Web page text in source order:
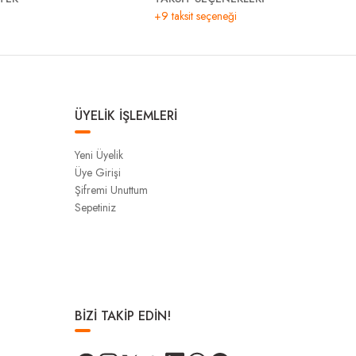
+9 taksit seçeneği
ÜYELİK İŞLEMLERİ
Yeni Üyelik
Üye Girişi
Şifremi Unuttum
Sepetiniz
BİZİ TAKİP EDİN!